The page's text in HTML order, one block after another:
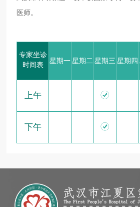
医师。
专家坐诊
时间表
星期一 星期二 星期三 星期四
上午 
下午 